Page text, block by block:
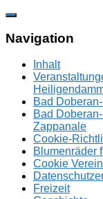
Zum
springen
Navigation
Inhalt
Bad
Bad
Zappanale
Cookie-
Blumenräder
Cookie
Freizeit